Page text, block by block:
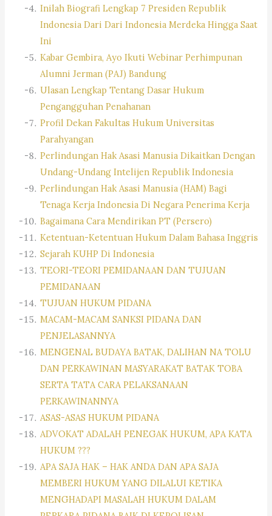
Inilah Biografi Lengkap 7 Presiden Republik
Indonesia Dari Dari Indonesia Merdeka Hingga Saat
Ini
Kabar Gembira, Ayo Ikuti Webinar Perhimpunan
Alumni Jerman (PAJ) Bandung
Ulasan Lengkap Tentang Dasar Hukum
Pengangguhan Penahanan
Profil Dekan Fakultas Hukum Universitas
Parahyangan
Perlindungan Hak Asasi Manusia Dikaitkan Dengan
Undang-Undang Intelijen Republik Indonesia
Perlindungan Hak Asasi Manusia (HAM) Bagi
Tenaga Kerja Indonesia Di Negara Penerima Kerja
Bagaimana Cara Mendirikan PT (Persero)
Ketentuan-Ketentuan Hukum Dalam Bahasa Inggris
Sejarah KUHP Di Indonesia
TEORI-TEORI PEMIDANAAN DAN TUJUAN
PEMIDANAAN
TUJUAN HUKUM PIDANA
MACAM-MACAM SANKSI PIDANA DAN
PENJELASANNYA
MENGENAL BUDAYA BATAK, DALIHAN NA TOLU
DAN PERKAWINAN MASYARAKAT BATAK TOBA
SERTA TATA CARA PELAKSANAAN
PERKAWINANNYA
ASAS-ASAS HUKUM PIDANA
ADVOKAT ADALAH PENEGAK HUKUM, APA KATA
HUKUM ???
APA SAJA HAK – HAK ANDA DAN APA SAJA
MEMBERI HUKUM YANG DILALUI KETIKA
MENGHADAPI MASALAH HUKUM DALAM